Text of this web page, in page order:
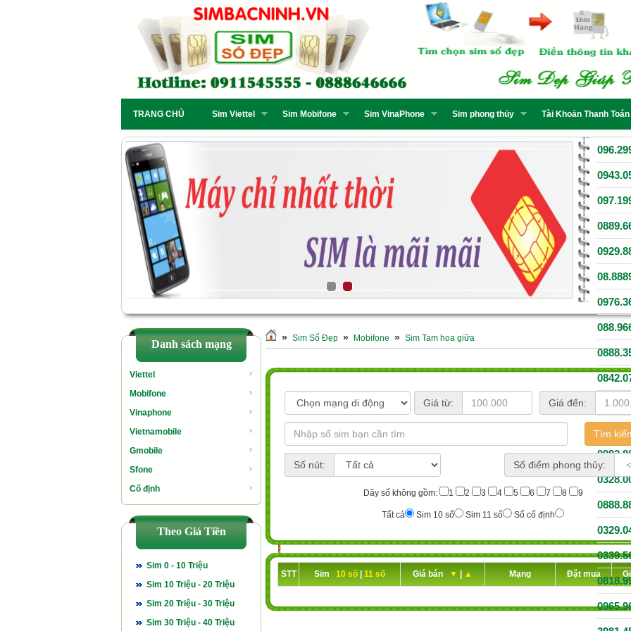
TRANG CHỦ Sim Viettel Sim Mobifone Sim VinaPhone Sim phong thủy Tài Khoản Thanh Toán
Danh sách mạng
Viettel
Mobifone
Vinaphone
Vietnamobile
Gmobile
Sfone
Cố định
Theo Giá Tiền
Sim 0 - 10 Triệu
Sim 10 Triệu - 20 Triệu
Sim 20 Triệu - 30 Triệu
Sim 30 Triệu - 40 Triệu
» Sim Số Đẹp » Mobifone » Sim Tam hoa giữa
Giá từ: Giá đến:
Số nút: Số điểm phong thủy:
Dãy số không gồm: 1 2 3 4 5 6 7 8 9
Tất cả Sim 10 số Sim 11 số Số cố định
STT Sim10 số |11 số Giá bán ▼ ▲ Mạng Đặt mua